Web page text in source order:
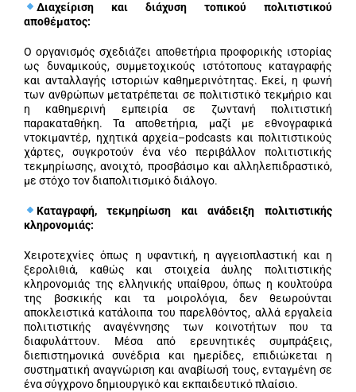
Διαχείριση και διάχυση τοπικού πολιτιστικού
αποθέματος:
Ο οργανισμός σχεδιάζει αποθετήρια προφορικής ιστορίας
ως δυναμικούς, συμμετοχικούς ιστότοπους καταγραφής
και ανταλλαγής ιστοριών καθημερινότητας. Εκεί, η φωνή
των ανθρώπων μετατρέπεται σε πολιτιστικό τεκμήριο και
η καθημερινή εμπειρία σε ζωντανή πολιτιστική
παρακαταθήκη. Τα αποθετήρια, μαζί με εθνογραφικά
ντοκιμαντέρ, ηχητικά αρχεία–podcasts και πολιτιστικούς
χάρτες, συγκροτούν ένα νέο περιβάλλον πολιτιστικής
τεκμηρίωσης, ανοιχτό, προσβάσιμο και αλληλεπιδραστικό,
με στόχο τον διαπολιτισμικό διάλογο.
Καταγραφή, τεκμηρίωση και ανάδειξη πολιτιστικής
κληρονομιάς:
Χειροτεχνίες όπως η υφαντική, η αγγειοπλαστική και η
ξερολιθιά, καθώς και στοιχεία άυλης πολιτιστικής
κληρονομιάς της ελληνικής υπαίθρου, όπως η κουλτούρα
της βοσκικής και τα μοιρολόγια, δεν θεωρούνται
αποκλειστικά κατάλοιπα του παρελθόντος, αλλά εργαλεία
πολιτιστικής αναγέννησης των κοινοτήτων που τα
διαφυλάττουν. Μέσα από ερευνητικές συμπράξεις,
διεπιστημονικά συνέδρια και ημερίδες, επιδιώκεται η
συστηματική αναγνώριση και αναβίωσή τους, ενταγμένη σε
ένα σύγχρονο δημιουργικό και εκπαιδευτικό πλαίσιο.